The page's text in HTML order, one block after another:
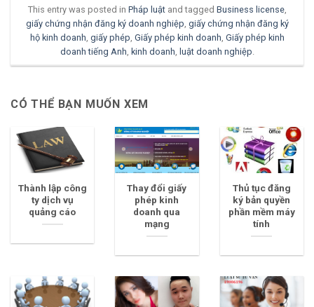
This entry was posted in Pháp luậtand tagged Business license,
giấy chứng nhận đăng ký doanh nghiệp giấy chứng nhận đăng ký
hộ kinh doanh giấy phép Giấy phép kinh doanh Giấy phép kinh
doanh tiếng Anh kinh doanh luật doanh nghiệp
CÓ THỂ BẠN MUỐN XEM
Thành lập công
ty dịch vụ
quảng cáo
Thay đổi giấy
phép kinh
doanh qua
mạng
Thủ tục đăng
ký bản quyền
phần mềm máy
tính